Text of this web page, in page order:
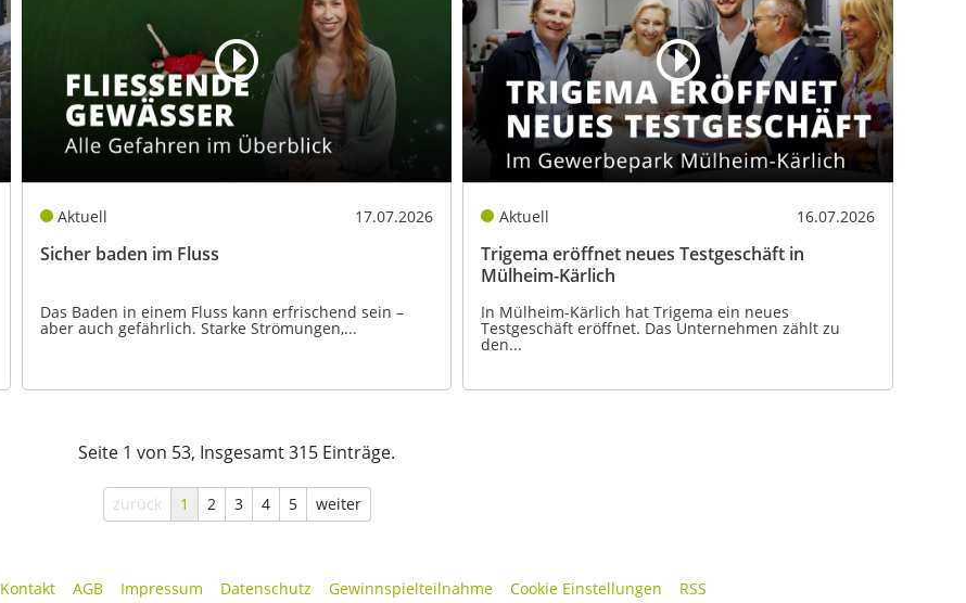
Aktuell 17.07.2026
Sicher baden im Fluss
Das Baden in einem Fluss kann erfrischend sein –
aber auch gefährlich. Starke Strömungen,...
Aktuell 16.07.2026
Trigema eröffnet neues Testgeschäft in
Mülheim-Kärlich
In Mülheim-Kärlich hat Trigema ein neues
Testgeschäft eröffnet. Das Unternehmen zählt zu
den...
Seite 1 von 53, Insgesamt 315 Einträge.
zurück 1 2 3 4 5 weiter
Kontakt AGB Impressum Datenschutz Gewinnspielteilnahme Cookie Einstellungen RSS